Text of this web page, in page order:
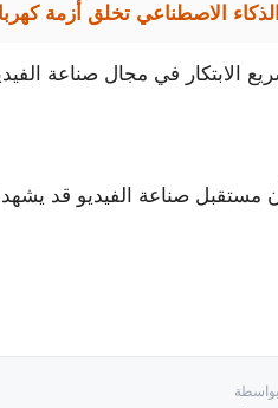
الاصطناعي تخلق أزمة
الابتكار في مجال صناعة
مستقبل صناعة الفيديو قد